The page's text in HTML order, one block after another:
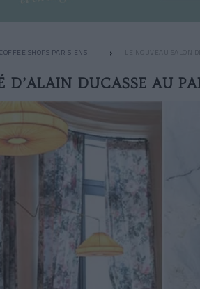
SHOPS PARISIENS LE NOUVEAU SALON
D’ALAIN DUCASSE AU